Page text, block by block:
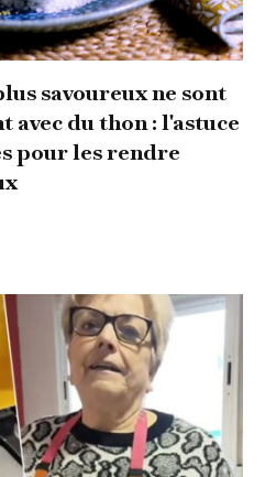
savoureux ne sont
avec du thon : l'astuce
pour les rendre